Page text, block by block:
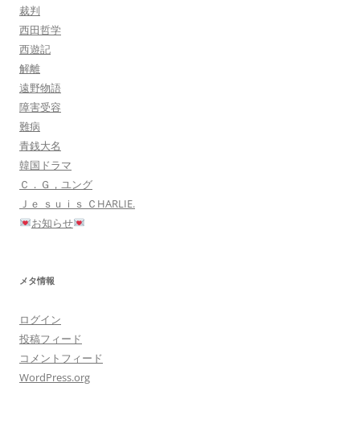
裁判
西田哲学
西遊記
解離
遠野物語
障害受容
難病
青銭大名
韓国ドラマ
Ｃ．Ｇ，ユング
Ｊｅ ｓｕｉｓ ＣHARLIE.
お知らせ
メタ情報
ログイン
投稿フィード
コメントフィード
WordPress.org